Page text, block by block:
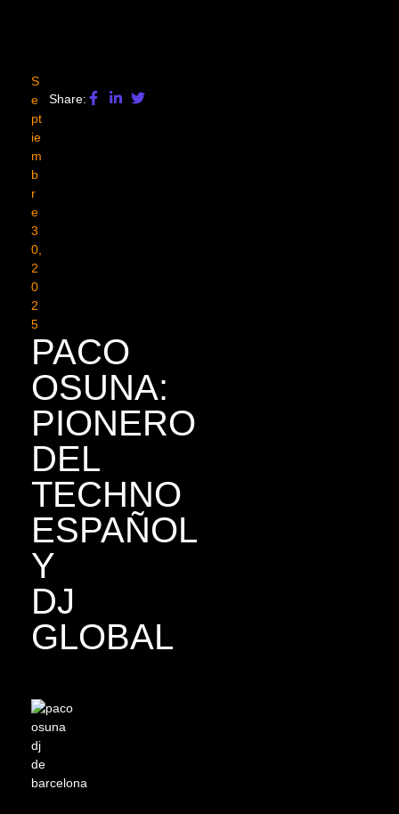
S
E
Pt
Ie
M
B
R
E
3
0,
2
0
2
5
PACO
OSUNA:
PIONERO
DEL
TECHNO
ESPAÑOL
Y
DJ
GLOBAL
Share: